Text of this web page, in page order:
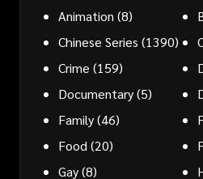
Animation (8)
Chinese Series (1390)
Crime (159)
Documentary(5)
Family(46)
Food (20)
Gay(8)